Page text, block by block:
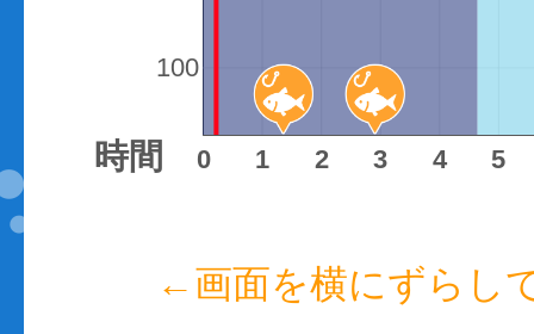
0 1 2 3 4 5
時間
100
←画面を横にずらし